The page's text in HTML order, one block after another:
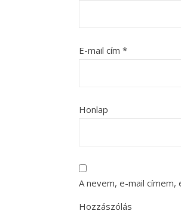
E-mail cím *
Honlap
A nevem, e-mail
Hozzászólás